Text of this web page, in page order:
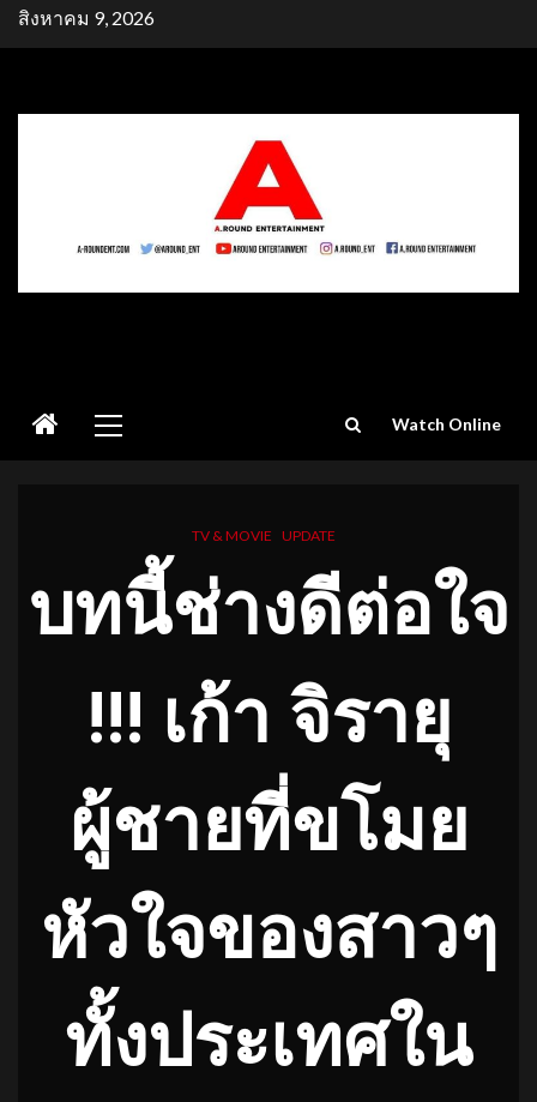
Skipสิงหาคม 9, 2026
Menu
Watch Online
TV & MOVIE UPDATE
บทนี้ช่างดีต่อใจ
!!! เก้า จิรายุ
ผู้ชายที่ขโมย
หัวใจของสาวๆ
ทั้งประเทศใน